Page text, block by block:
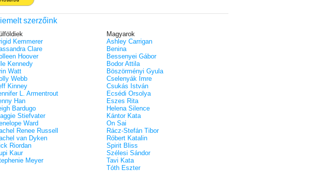
szerzőink
Kemmerer
Clare
Hoover
Kennedy
Watt
Webb
Kinney
L. Armentrout
Han
Bardugo
Stiefvater
Ward
Renee Russell
van Dyken
Riordan
Kaur
Meyer
Magyarok
Ashley Carrigan
Benina
Bessenyei Gábor
Bodor Attila
Böszörményi Gyula
Cselenyák Imre
Csukás István
Ecsédi Orsolya
Eszes Rita
Helena Silence
Kántor Kata
On Sai
Rácz-Stefán Tibor
Róbert Katalin
Spirit Bliss
Szélesi Sándor
Tavi Kata
Tóth Eszter